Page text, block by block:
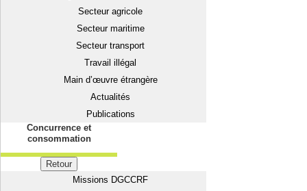
Secteur agricole
Secteur maritime
Secteur transport
Travail illégal
Main d’œuvre étrangère
Actualités
Publications
Concurrence et
consommation
Retour
Missions DGCCRF